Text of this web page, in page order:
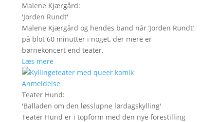
Malene Kjærgård:
'Jorden Rundt'
Malene Kjærgård og hendes band når ’Jorden Rundt’
på blot 60 minutter i noget, der mere er
børnekoncert end teater.
Læs mere
Anmeldelse
Teater Hund:
'Balladen om den løsslupne lørdagskylling'
Teater Hund er i topform med den nye forestilling